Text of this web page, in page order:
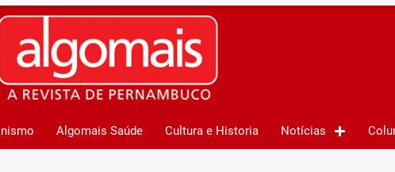
Algomais Saúde Cultura e Historia Notícias